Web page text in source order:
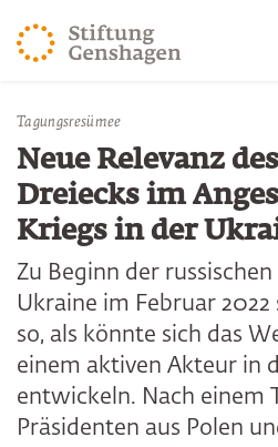
ZUM HAUPTINHALT
ZUR SUCHE SPRINGEN
Sie befinden sich hier:
Start Publikationen
Tagungsresümee
Neue Relevanz
Dreiecks im
Kriegs in der
Zu Beginn der
Ukraine im Februar 2022
so, als könnte sich das
einem aktiven Akteur in
entwickeln. Nach einem
Präsidenten aus Polen